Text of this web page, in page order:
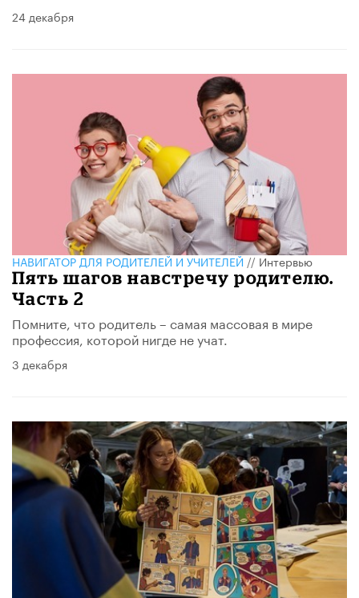
24 декабря
НАВИГАТОР ДЛЯ РОДИТЕЛЕЙ И УЧИТЕЛЕЙ//Интервью
Пять шагов навстречу родителю.
Часть 2
Помните, что родитель – самая массовая в мире
профессия, которой нигде не учат.
3 декабря